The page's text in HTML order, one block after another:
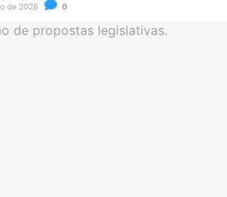
de 2026 0